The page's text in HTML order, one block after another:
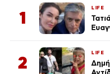
1
LIFE
2
LIFE